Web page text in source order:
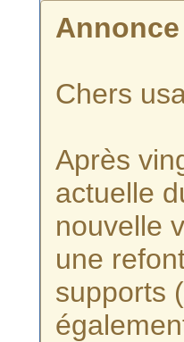
Annonce
Chers
Après
actuelle
nouvelle
une
supports